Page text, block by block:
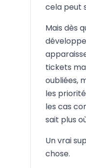
cela peut
Mais dès
tickets
oubliées,
les
les cas
sait plus
Un vrai
chose.